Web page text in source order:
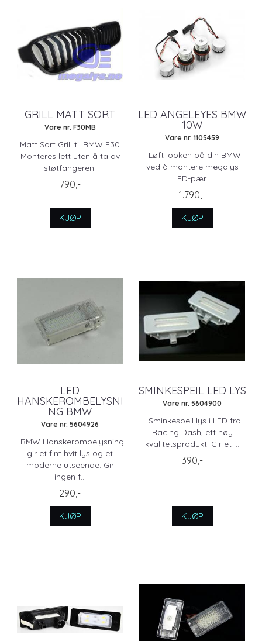
GRILL MATT SORT
Vare nr. F30MB
Matt Sort Grill til BMW F30
Monteres lett uten å ta av
støtfangeren.
790,-
KJØP
LED ANGELEYES BMW
10W
Vare nr. 1105459
Løft looken på din BMW
ved å montere megalys
LED-pær...
1.790,-
KJØP
LED
HANSKEROMBELYSNI
NG BMW
Vare nr. 5604926
BMW Hanskerombelysning
gir et fint hvit lys og et
moderne utseende. Gir
ingen f...
290,-
KJØP
SMINKESPEIL LED LYS
Vare nr. 5604900
Sminkespeil lys i LED fra
Racing Dash, ett høy
kvalitetsprodukt. Gir et ...
390,-
KJØP